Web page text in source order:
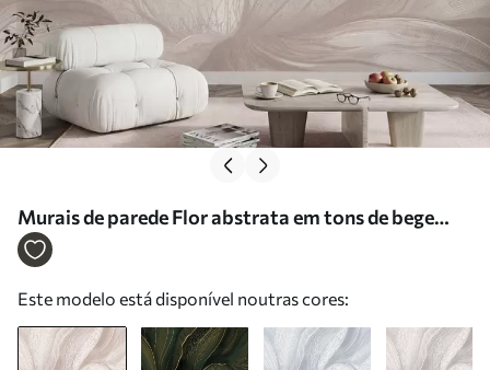
Murais de parede Flor abstrata em tons de bege
claro Nr. w05119
Este modelo está disponível noutras cores: